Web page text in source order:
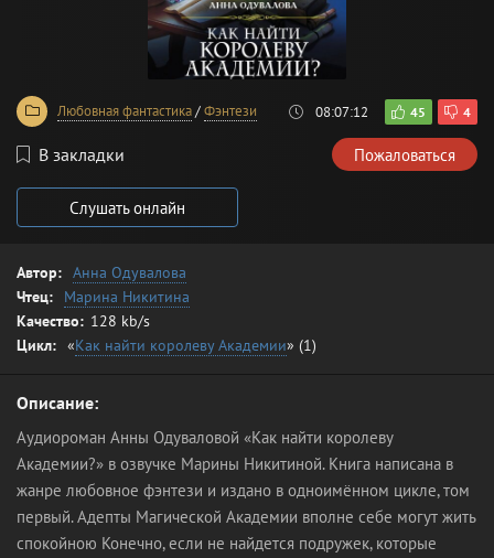
Любовная фантастика/Фэнтези 08:07:12 45 4
В закладки Пожаловаться
Слушать онлайн
Автор: Анна Одувалова
Чтец:
Марина Никитина
Качество: 128 kb/s
Цикл: «Как найти королеву Академии» (1)
Описание:
Аудиороман Анны Одуваловой «Как найти королеву
Академии?» в озвучке Марины Никитиной. Книга написана в
жанре любовное фэнтези и издано в одноимённом цикле, том
первый. Адепты Магической Академии вполне себе могут жить
спокойною Конечно, если не найдется подружек, которые